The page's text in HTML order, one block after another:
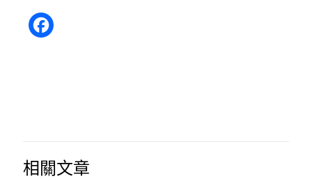
Facebook
相關文章